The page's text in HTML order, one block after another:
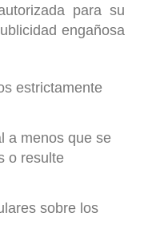
para su
engañosa
estrictamente
a menos que se
o resulte
sobre los